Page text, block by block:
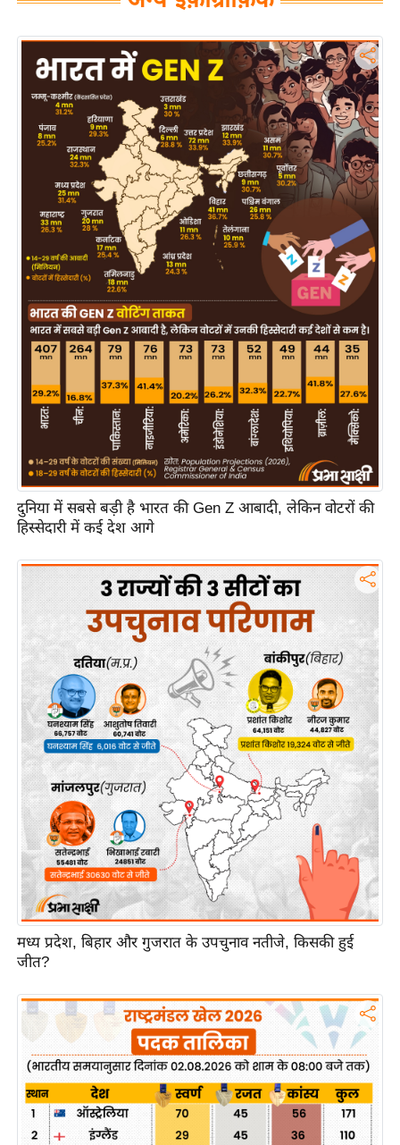
शे
ष
क्रि
के
ट
6
क्रा
इ
ई
पे
प
र
मि
सा
ल
बे
मि
सा
ल
श
ख्सि
य
त
ग
डि
या
सा
हि
दुनिया में सबसे बड़ी है भारत की Gen Z आबादी, लेकिन वोटरों की
हिस्सेदारी में कई देश आगे
मध्य प्रदेश, बिहार और गुजरात के उपचुनाव नतीजे, किसकी हुई
जीत?